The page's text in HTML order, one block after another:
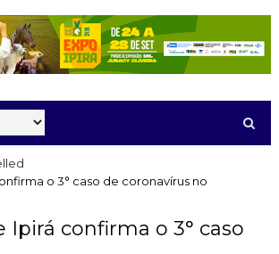
o 3° caso de coronavírus no
Ipirá confirma o 3° caso